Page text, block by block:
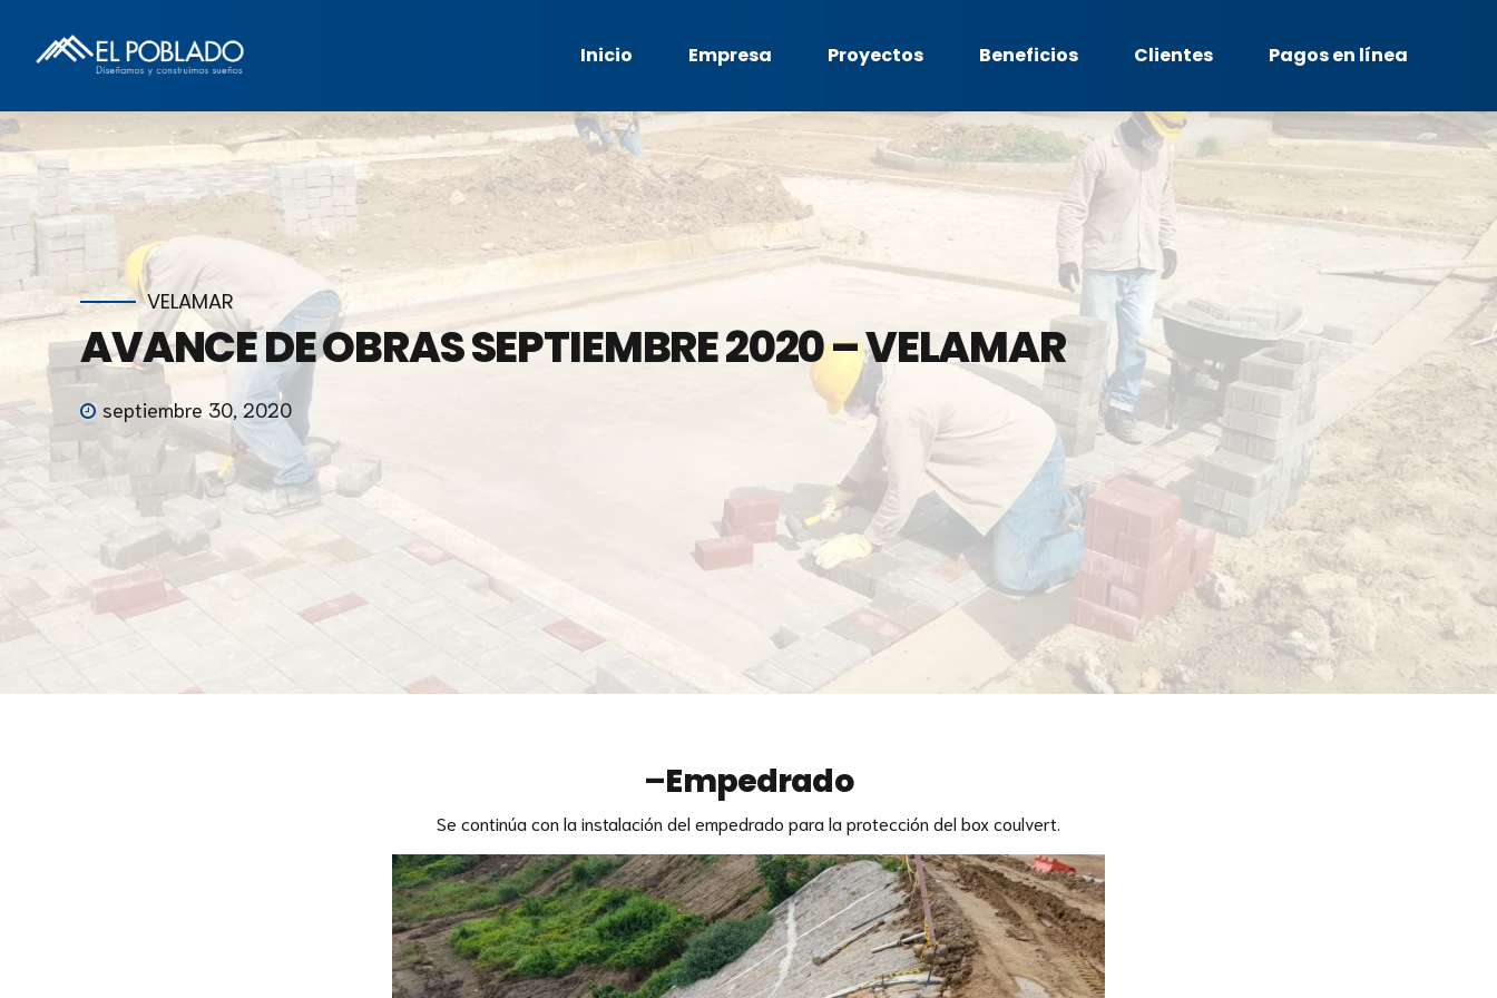
Inicio Empresa Proyectos Beneficios Clientes Pagos en línea
VELAMAR
AVANCE DE OBRAS SEPTIEMBRE 2020 – VELAMAR
septiembre 30, 2020
–Empedrado
Se continúa con la instalación del empedrado para la protección del box coulvert.